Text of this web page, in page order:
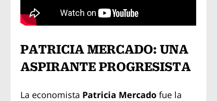
PATRICIA MERCADO: UNA
ASPIRANTE PROGRESISTA
La economista Patricia Mercado fue la